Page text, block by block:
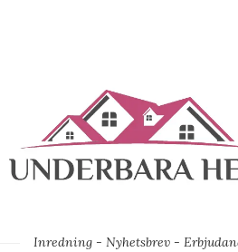
Inredning - Nyhetsbrev -